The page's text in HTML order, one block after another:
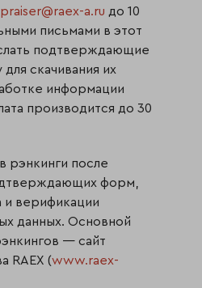
a.ru до 10
письмами в этот
подтверждающие
скачивания их
информации
производится до 30
рэнкинги после
форм,
и верификации
данных. Основной
— сайт
RAEX (www.raex-